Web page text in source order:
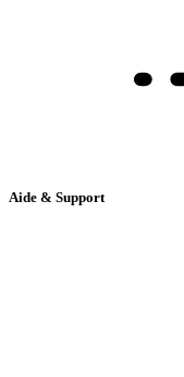
Aide & Support